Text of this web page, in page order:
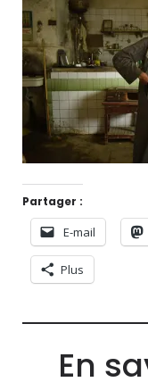
Partager :
E-mail
Plus
En